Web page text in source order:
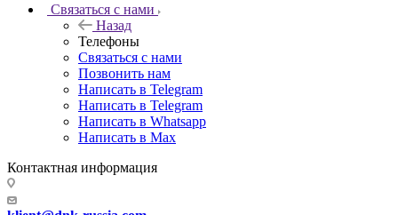
Связаться с нами
Назад
Телефоны
Связаться с нами
Позвонить нам
Написать в Telegram
Написать в Telegram
Написать в Whatsapp
Написать в Max
Контактная информация